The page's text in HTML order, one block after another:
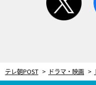
テレ朝POST ドラマ・映画